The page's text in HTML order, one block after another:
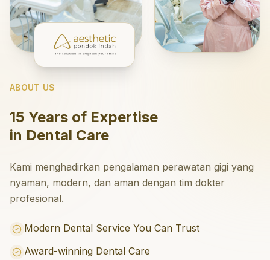
ABOUT US
15 Years of Expertise
in Dental Care
Kami menghadirkan pengalaman perawatan gigi yang
nyaman, modern, dan aman dengan tim dokter
profesional.
Modern Dental Service You Can Trust
Award-winning Dental Care